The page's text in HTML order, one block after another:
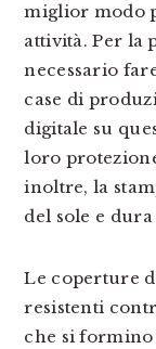
miglior modo
attività. Per la
necessario
case di
digitale su
loro
inoltre, la
del sole e
Le coperture
resistenti
che si formino